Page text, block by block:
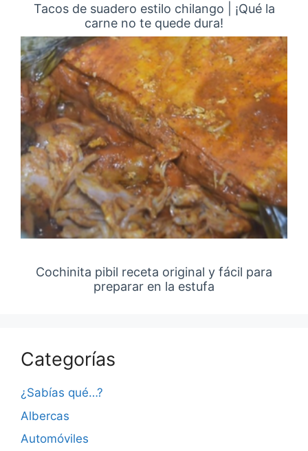
Tacos de suadero estilo chilango | ¡Qué la
carne no te quede dura!
Cochinita pibil receta original y fácil para
preparar en la estufa
Categorías
¿Sabías qué…?
Albercas
Automóviles